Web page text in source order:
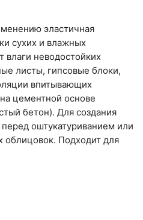
район, село
75 (вывеска "Мир
до 16:00
эластичная
сухих и влажных
неводостойких
листы, гипсовые блоки,
впитывающих
цементной основе
бетон). Для создания
оштукатуриванием или
облицовок. Подходит для